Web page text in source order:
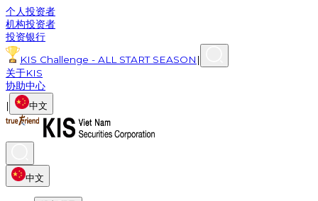
个人投资者
机构投资者
投资银行
KIS Challenge - ALL START SEASON |
关于KIS
协助中心
|
中文
中文